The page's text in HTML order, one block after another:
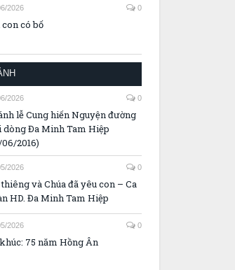
2026 0
có bố
2026 0
lễ Cung hiến Nguyện đường
dòng Đa Minh Tam Hiệp
2016)
2026 0
và Chúa đã yêu con – Ca
HD. Đa Minh Tam Hiệp
2026 0
75 năm Hồng Ân